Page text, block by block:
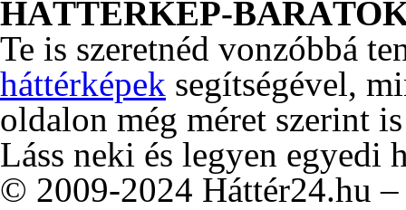
HÁTTÉRKÉP-
Te is szeretnéd vonzóbbá
háttérképek segítségével,
oldalon még méret szerint
Láss neki és legyen egyedi
© 2009-2024 Háttér24.hu